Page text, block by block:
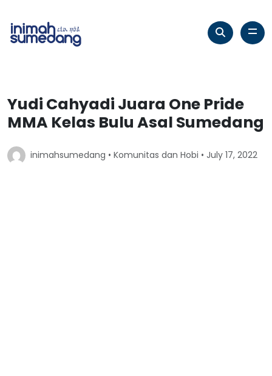
Yudi Cahyadi Juara One Pride
MMA Kelas Bulu Asal Sumedang
inimahsumedang • Komunitas dan Hobi • July 17, 2022